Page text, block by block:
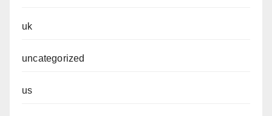
uk
uncategorized
us